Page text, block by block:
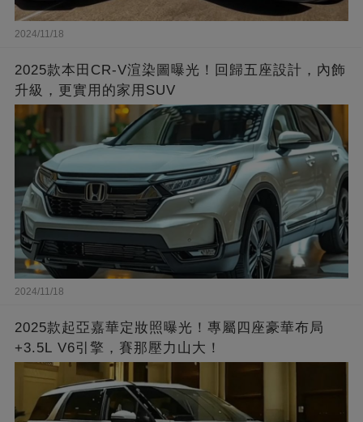
2024/11/18
2025款本田CR-V渲染圖曝光！回歸五座設計，內飾
升級，更實用的家用SUV
2024/11/18
2025款起亞嘉華定妝照曝光！專屬四座豪華布局
+3.5L V6引擎，賽那壓力山大！